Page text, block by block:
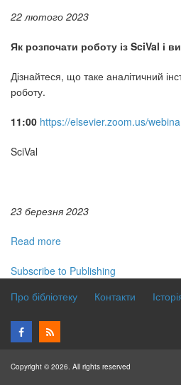
22 лютого 2023
Як розпочати роботу із SciVal і
Дізнайтеся, що таке аналітичний
роботу.
11:00 https://elsevier.zoom.us/
SciVal
23 березня 2023
Read more
Elsevier
та
Subscribe to Publishing
Про бібліотеку
Контакти
Copyright © 2026. All rights reserved